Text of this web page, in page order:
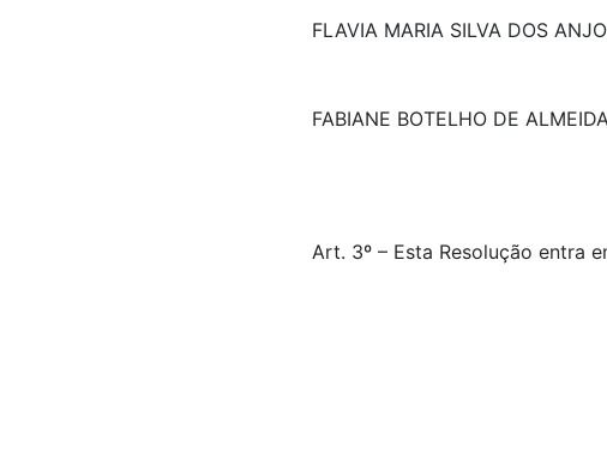
FLAVIA MARIA SILVA DOS
FABIANE BOTELHO DE
Art. 3º – Esta Resolução entra